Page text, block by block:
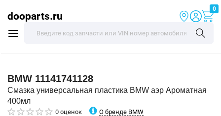
dooparts.ru
0
BMW 11141741128
Смазка универсальная пластика BMW аэр Ароматная
400мл
0 оценок О бренде BMW